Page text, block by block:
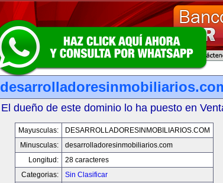
El dueño de este dominio lo ha puesto en
Mayusculas:
DESARROLLADORESINMOBILIARIOS.COM
Minusculas:
desarrolladoresinmobiliarios.com
Longitud:
28 caracteres
Categorias:
Sin Clasificar